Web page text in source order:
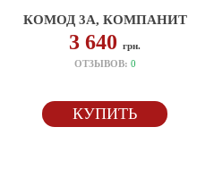
КОМОД 3А, КОМПАНИТ
3 640грн.
ОТЗЫВОВ: 0
КУПИТЬ